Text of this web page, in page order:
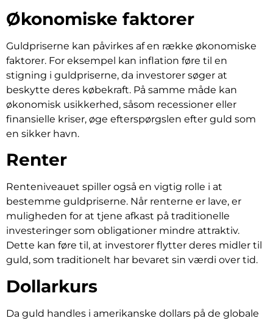
Økonomiske faktorer
Guldpriserne kan påvirkes af en række økonomiske
faktorer. For eksempel kan inflation føre til en
stigning i guldpriserne, da investorer søger at
beskytte deres købekraft. På samme måde kan
økonomisk usikkerhed, såsom recessioner eller
finansielle kriser, øge efterspørgslen efter guld som
en sikker havn.
Renter
Renteniveauet spiller også en vigtig rolle i at
bestemme guldpriserne. Når renterne er lave, er
muligheden for at tjene afkast på traditionelle
investeringer som obligationer mindre attraktiv.
Dette kan føre til, at investorer flytter deres midler til
guld, som traditionelt har bevaret sin værdi over tid.
Dollarkurs
Da guld handles i amerikanske dollars på de globale